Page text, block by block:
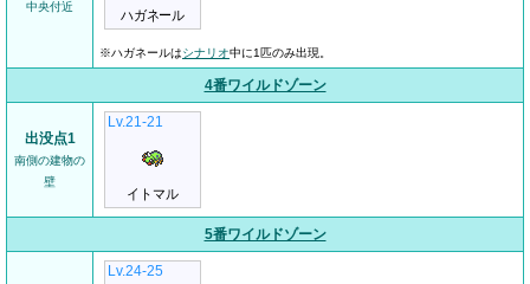
中央付近
ハガネール
※ハガネールはシナリオ中に1匹のみ出現。
4番ワイルドゾーン
出没点1
南側の建物の
壁
Lv.21-21
イトマル
5番ワイルドゾーン
Lv.24-25